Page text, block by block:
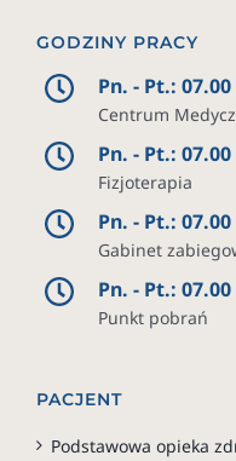
GODZINY PRACY
Pn. - Pt.: 07.00
Centrum
Pn. - Pt.: 07.00
Fizjoterapia
Pn. - Pt.: 07.00
Gabinet
Pn. - Pt.: 07.00
Punkt pobrań
PACJENT
Podstawowa opieka